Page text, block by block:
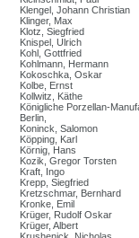
Klengel, Johann Christian
Klinger, Max
Klotz, Siegfried
Knispel, Ulrich
Kohl, Gottfried
Kohlmann, Hermann
Kokoschka, Oskar
Kolbe, Ernst
Kollwitz, Käthe
Königliche Porzellan-
Berlin,
Koninck, Salomon
Köpping, Karl
Körnig, Hans
Kozik, Gregor Torsten
Kraft, Ingo
Krepp, Siegfried
Kretzschmar, Bernhard
Kronke, Emil
Krüger, Rudolf Oskar
Krüger, Albert